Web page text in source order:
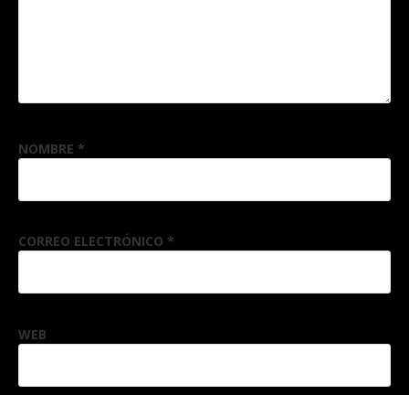
NOMBRE *
CORREO ELECTRÓNICO *
WEB